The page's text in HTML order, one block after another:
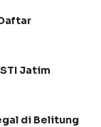
Jatim
di Belitung